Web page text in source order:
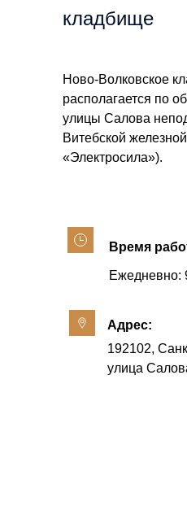
кладбище
Ново-Волковское
располагается по
улицы Салова
Витебской
«Электросила»).
Время
Ежедневно:
Адрес:
192102,
улица